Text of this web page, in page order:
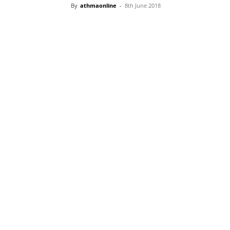
By athmaonline - 8th June 2018